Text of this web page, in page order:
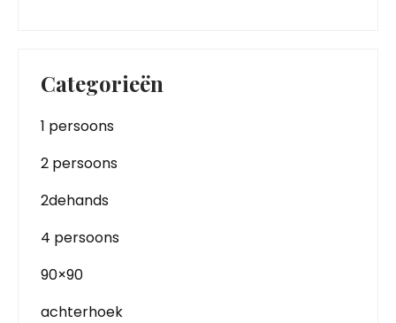
Categorieën
1 persoons
2 persoons
2dehands
4 persoons
90×90
achterhoek